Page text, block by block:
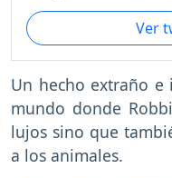
Ver
Un hecho extraño
mundo donde
lujos sino que
a los animales.